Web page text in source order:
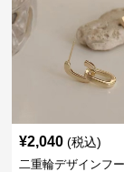
¥2,040 (税込)
二重輪デザインフ